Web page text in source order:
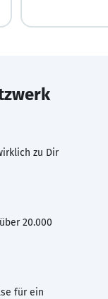
zu Dir
20.000
für ein